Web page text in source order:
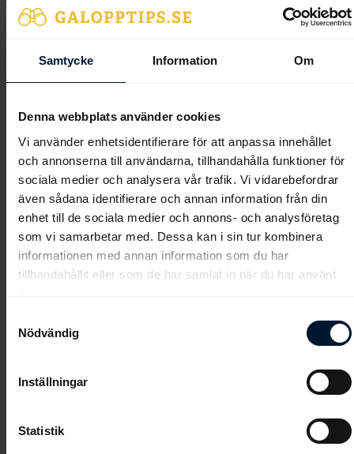
Samtycke Information Om
Denna webbplats använder cookies
Vi använder enhetsidentifierare för att anpassa innehållet
och annonserna till användarna, tillhandahålla funktioner för
sociala medier och analysera vår trafik. Vi vidarebefordrar
även sådana identifierare och annan information från din
enhet till de sociala medier och annons- och analysföretag
som vi samarbetar med. Dessa kan i sin tur kombinera
informationen med annan information som du har
tillhandahållit eller som de har samlat in när du har använt
Nödvändig
Inställningar
Statistik
Jockeyklubbens Stolöpning, Margareta Wettermarks
Minneslöpning och Giant Sandman Cup. Alla sagor har sitt slut
säsongen. Om detta blir den sista starten återstår att se, det kan
kanske bli en till. Hon ägs av både Ninja Racing och Väsby Häst